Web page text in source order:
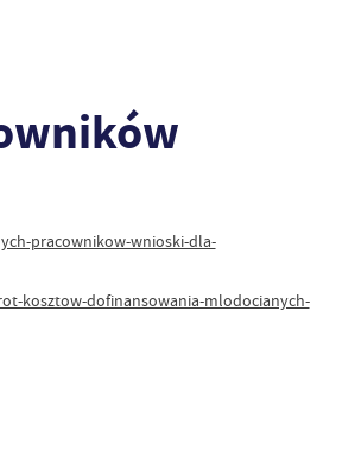
pracownikow-wnioski-dla-
kosztow-dofinansowania-mlodocianych-